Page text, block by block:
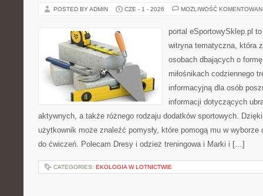
POSTED BY ADMIN CZE - 1 - 2026 MOŻLIWOŚĆ
portal eSportowySklep.pl
witryna tematyczna, która
osobach dbających o
miłośnikach codziennego
informacyjną dla osób
informacji dotyczących
aktywnych, a także różnego rodzaju dodatków sportowych.
użytkownik może znaleźć pomysły, które pomogą mu w wyborze
do ćwiczeń. Polecam Dresy i odzież treningowa i Marki i […]
CATEGORIES: EKOLOGIA W LOTNICTWIE